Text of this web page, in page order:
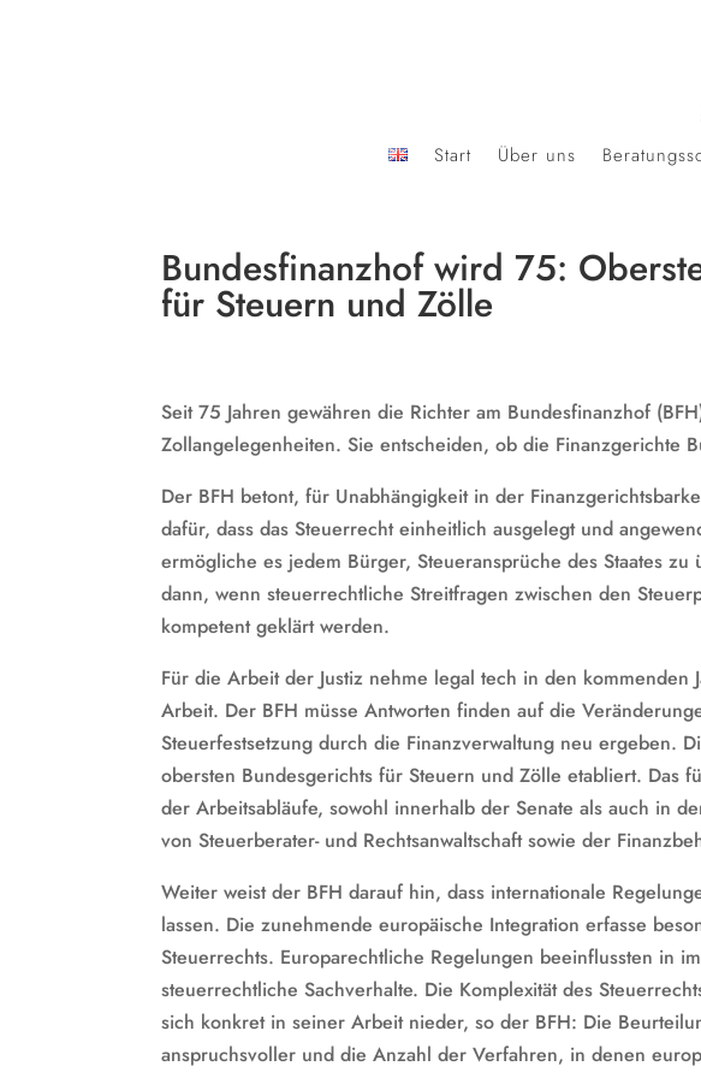
Start Über uns
Bundesfinanzhof wird 75:
für Steuern und Zölle
Seit 75 Jahren gewähren die Richter am Bundesfinanzhof
Zollangelegenheiten. Sie entscheiden, ob die Finanzgerichte
Der BFH betont, für Unabhängigkeit in der
dafür, dass das Steuerrecht einheitlich ausgelegt und
ermögliche es jedem Bürger, Steueransprüche des Staates
dann, wenn steuerrechtliche Streitfragen zwischen den
kompetent geklärt werden.
Für die Arbeit der Justiz nehme legal tech in den
Arbeit. Der BFH müsse Antworten finden auf die
Steuerfestsetzung durch die Finanzverwaltung neu ergeben.
obersten Bundesgerichts für Steuern und Zölle etabliert. Das
der Arbeitsabläufe, sowohl innerhalb der Senate als auch in
von Steuerberater- und Rechtsanwaltschaft sowie der
Weiter weist der BFH darauf hin, dass internationale
lassen. Die zunehmende europäische Integration erfasse
Steuerrechts. Europarechtliche Regelungen beeinflussten in
steuerrechtliche Sachverhalte. Die Komplexität des
sich konkret in seiner Arbeit nieder, so der BFH: Die
anspruchsvoller und die Anzahl der Verfahren, in denen